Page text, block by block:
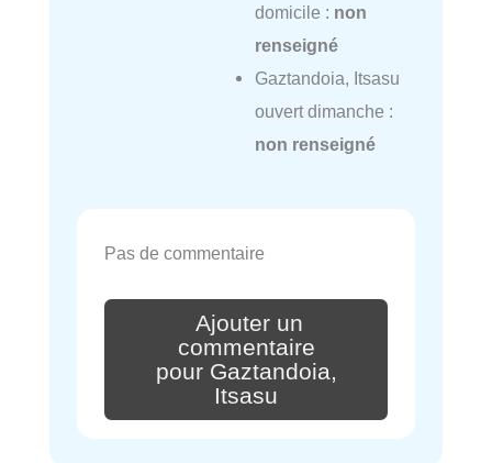
domicile : non
renseigné
Gaztandoia, Itsasu
ouvert dimanche :
non renseigné
Pas de commentaire
Ajouter un
commentaire
pour Gaztandoia,
Itsasu